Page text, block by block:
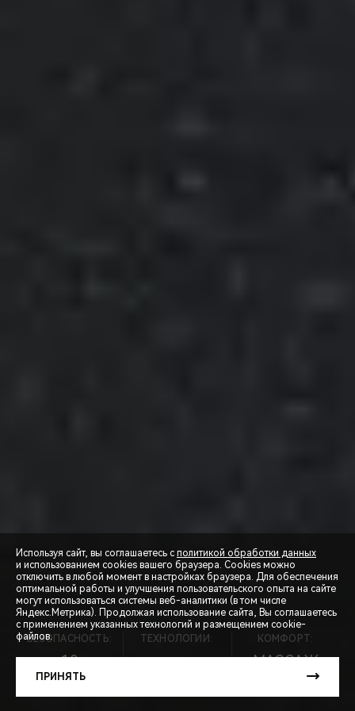
БЕЗОПАСНОСТЬ:
10
ПОДУШЕК
ТЕХНОЛОГИИ: КОМФОРТ:
МАССАЖ
СИДЕНИЙ
Используя сайт, вы соглашаетесь с политикой обработки данных
и использованием cookies вашего браузера. Cookies можно
отключить в любой момент в настройках браузера. Для обеспечения
оптимальной работы и улучшения пользовательского опыта на сайте
могут использоваться системы веб-аналитики (в том числе
Яндекс.Метрика). Продолжая использование сайта, Вы соглашаетесь
с применением указанных технологий и размещением cookie-
файлов.
ПРИНЯТЬ